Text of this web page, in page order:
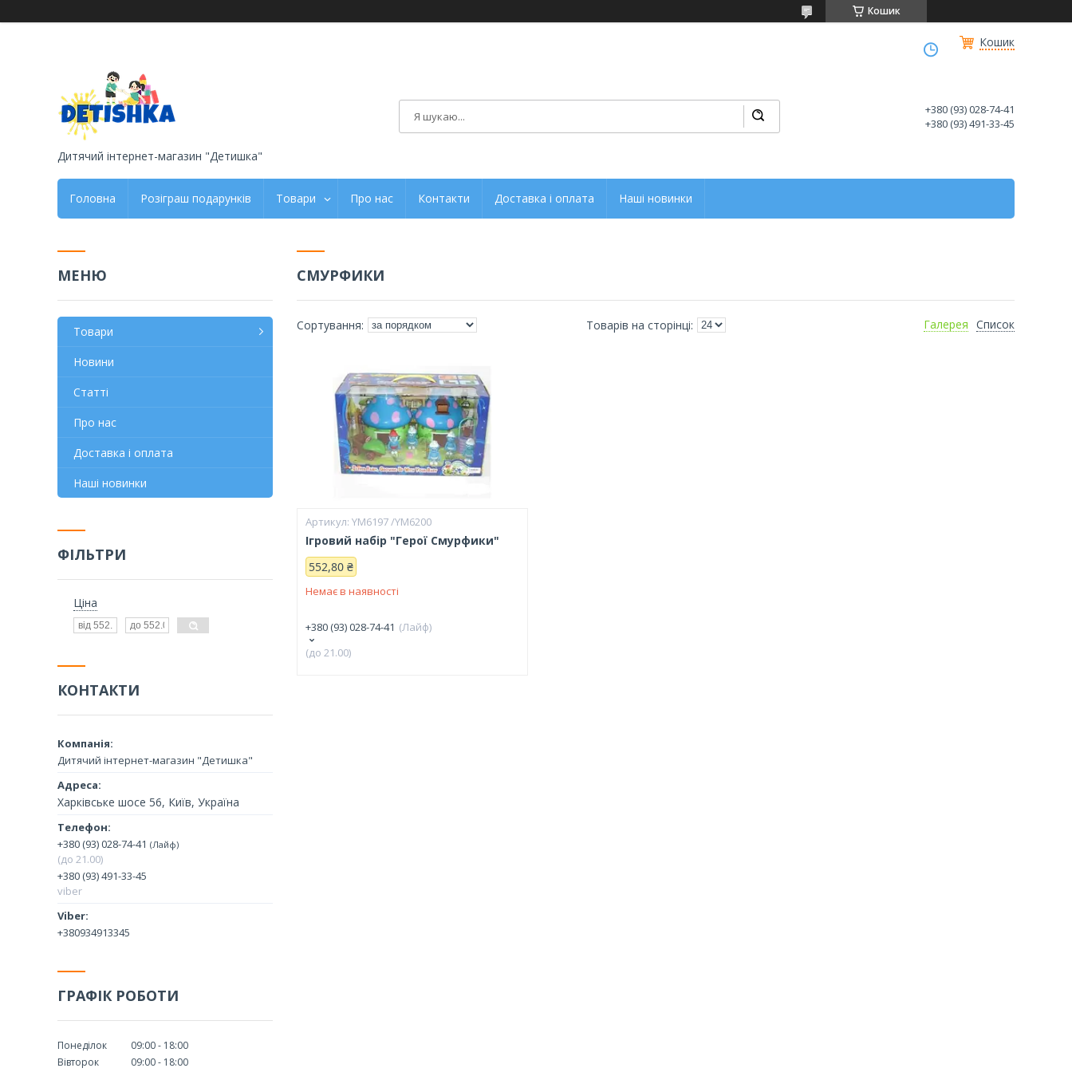
Кошик
Кошик
Дитячий інтернет-магазин "Детишка"
+380 (93) 028-74-41
+380 (93) 491-33-45
Головна Розіграш подарунків Товари Про нас Контакти Доставка і оплата Наші новинки
СМУРФИКИ
Галерея Список
YM6197 /YM6200
Ігровий набір "Герої Смурфики"
552,80 ₴
Немає в наявності
+380 (93) 028-74-41
Лайф
(до 21.00)
Товари
Новини
Статті
Про нас
Доставка і оплата
Наші новинки
ФІЛЬТРИ
Ціна
КОНТАКТИ
Дитячий інтернет-магазин "Детишка"
Харківське шосе 56, Київ, Україна
+380 (93) 028-74-41 Лайф
(до 21.00)
+380 (93) 491-33-45
viber
+380934913345
ГРАФІК РОБОТИ
Понеділок 09:00
18:00
Вівторок
09:00
18:00